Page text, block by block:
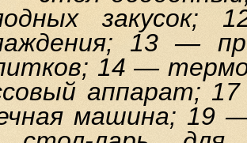
закусок;
13 —
14 —
аппарат;
машина; 19